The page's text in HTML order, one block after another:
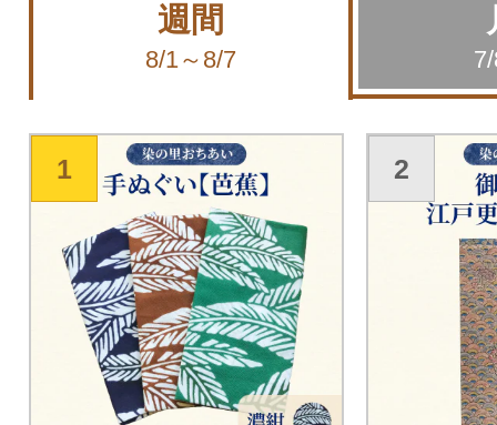
週間
8/1～8/7
1 2